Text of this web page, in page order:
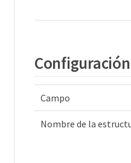
Campo
Nombre de la